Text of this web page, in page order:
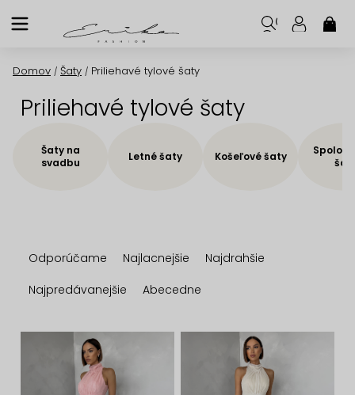
na
Domov / Šaty / Priliehavé tylové šaty
Priliehavé tylové šaty
Šaty na
svadbu
Letné šaty Košeľové šaty
a
d
n
Odporúčame Najlacnejšie
Najdrahšie
Najpredávanejšie
Abecedne